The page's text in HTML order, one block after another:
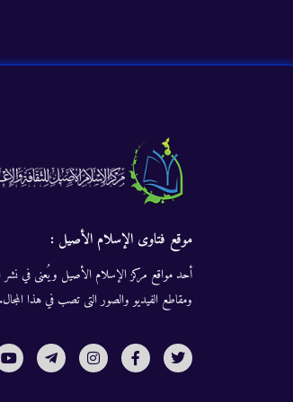
موقع فتاوى الإسلام الأصيل :
أحد مواقع مركز الإسلام الأصيل ويُعنى في نشر
ومقاطع الفيديو والصور التى تصب في هذا المجال.